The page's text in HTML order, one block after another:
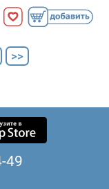
>>
49